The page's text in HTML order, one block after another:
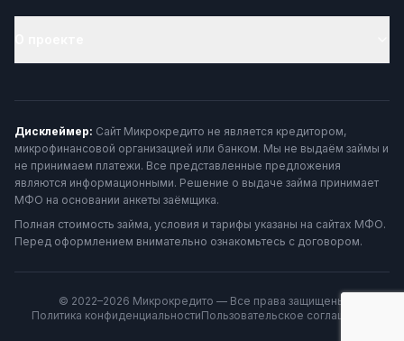
Дисклеймер: Сайт Микрокредито не является кредитором,
микрофинансовой организацией или банком. Мы не выдаём займы и
не принимаем платежи. Все представленные предложения
являются информационными. Решение о выдаче займа принимает
МФО на основании анкеты заёмщика.
Полная стоимость займа, условия и тарифы указаны на сайтах МФО.
Перед оформлением внимательно ознакомьтесь с договором.
© 2022–2026 Микрокредито — Все права защищены
Политика конфиденциальностиПользовательское соглашение